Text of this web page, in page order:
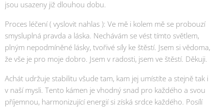
jsou usazeny již dlouhou dobu.
Proces léčení ( vyslovit nahlas ): Ve mě i kolem mě se probouzí
smysluplná pravda a láska. Nechávám se vést tímto světlem,
plným nepodmíněné lásky, tvořivé síly ke štěstí. Jsem si vědoma,
že vše je pro moje dobro. Jsem v radosti, jsem ve štěstí. Děkuji.
Achát udržuje stabilitu všude tam, kam jej umístíte a stejně tak i
v naší mysli. Tento kámen je vhodný snad pro každého a svou
příjemnou, harmonizující energií si získá srdce každého. Posílí